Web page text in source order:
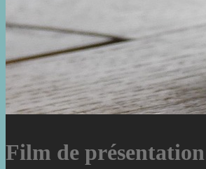
Film de présentation